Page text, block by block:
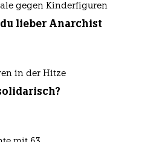
gegen Kinderfiguren
lieber Anarchist
in der Hitze